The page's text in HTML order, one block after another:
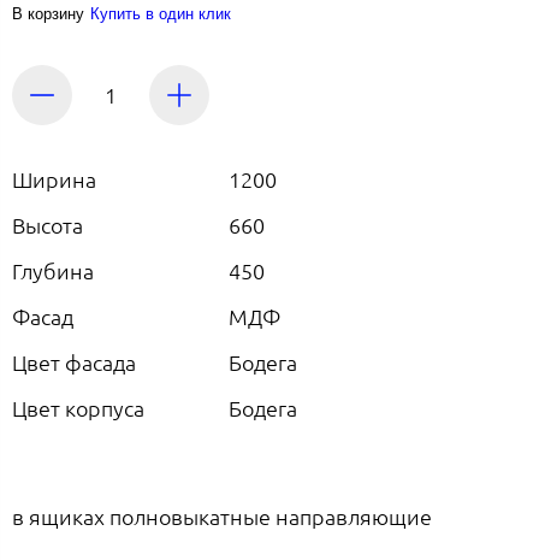
В корзину Купить в один клик
Ширина
1200
Высота
660
Глубина
450
Фасад
МДФ
Цвет фасада
Бодега
Цвет корпуса
Бодега
в ящиках полновыкатные направляющие